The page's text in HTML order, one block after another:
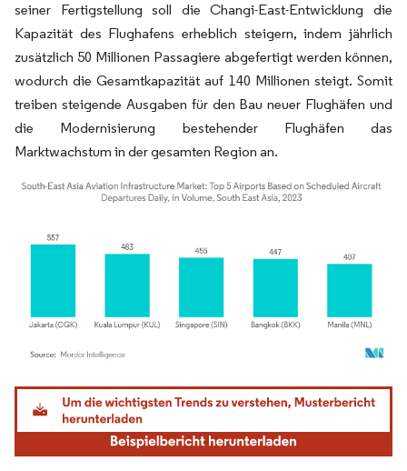
seiner Fertigstellung soll die Changi-East-Entwicklung die
Kapazität des Flughafens erheblich steigern, indem jährlich
zusätzlich 50 Millionen Passagiere abgefertigt werden können,
wodurch die Gesamtkapazität auf 140 Millionen steigt. Somit
treiben steigende Ausgaben für den Bau neuer Flughäfen und
die Modernisierung bestehender Flughäfen das
Marktwachstum in der gesamten Region an.
Bild © Mordor Intelligence. Wiederverwendung erfordert Namensnennung gemäß